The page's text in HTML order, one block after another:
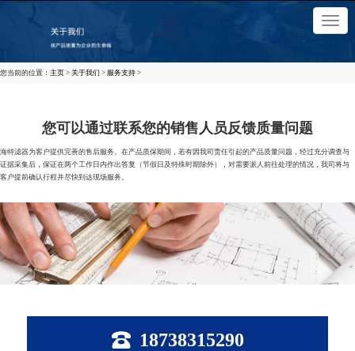
切
换
导
×
您当前的位置： 主页 > 关于我们 > 服务支持 >
您可以通过联系您的销售人员反馈质量问题
海特滤器为客户提供完善的售后服务。在产品质保期间，若有因我司责任引起的产品质量问题，经过充分调查与
证据采集后，保证在两个工作日内作出答复（节假日及特殊时期除外），对需要派人前往处理的情况，我司将与
客户提前确认行程并尽快到达现场服务。
18738315290